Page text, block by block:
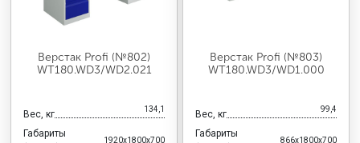
Верстак Profi (№802)
WT180.WD3/WD2.021
Вес, кг 134,1
Габариты
1920x1800x700
Верстак Profi (№803)
WT180.WD3/WD1.000
Вес, кг 99,4
Габариты
866x1800x700